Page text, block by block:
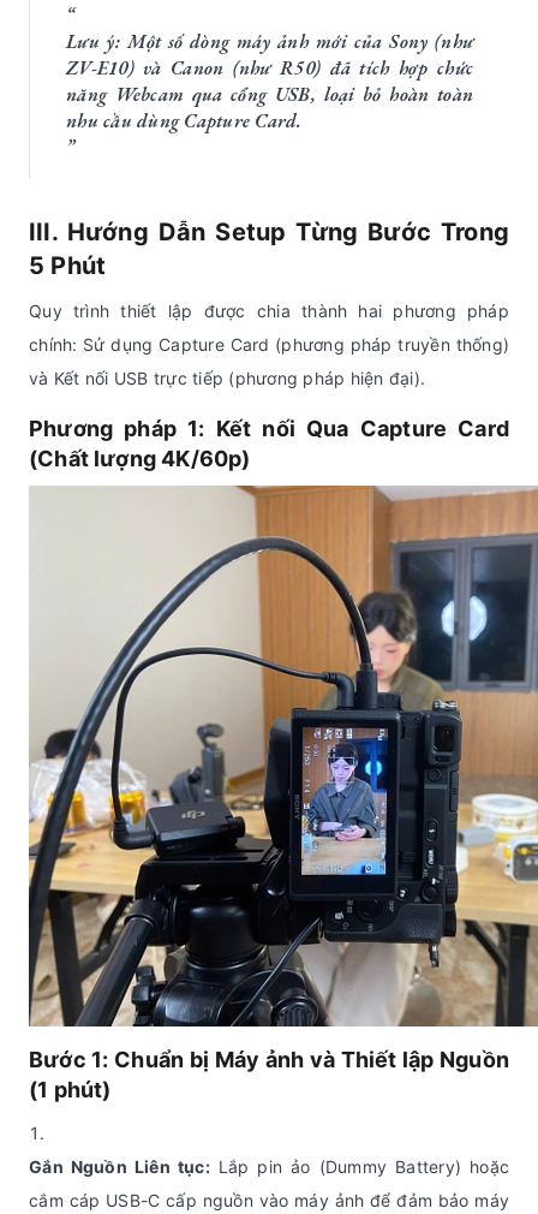
Lưu ý:Một số dòng máy ảnh mới của Sony (như
ZV-E10) và Canon (như R50) đã tích hợp chức
năng Webcam qua cổng USB, loại bỏ hoàn toàn
nhu cầu dùng Capture Card.
III. Hướng Dẫn Setup Từng Bước Trong
5 Phút
Quy trình thiết lập được chia thành hai phương pháp
chính: Sử dụng Capture Card (phương pháp truyền thống)
và Kết nối USB trực tiếp (phương pháp hiện đại).
Phương pháp 1: Kết nối Qua Capture Card
(Chất lượng 4K/60p)
Bước 1: Chuẩn bị Máy ảnh và Thiết lập Nguồn
(1 phút)
Gắn Nguồn Liên tục:Lắp pin ảo (Dummy Battery) hoặc
cắm cáp USB-C cấp nguồn vào máy ảnh để đảm bảo máy